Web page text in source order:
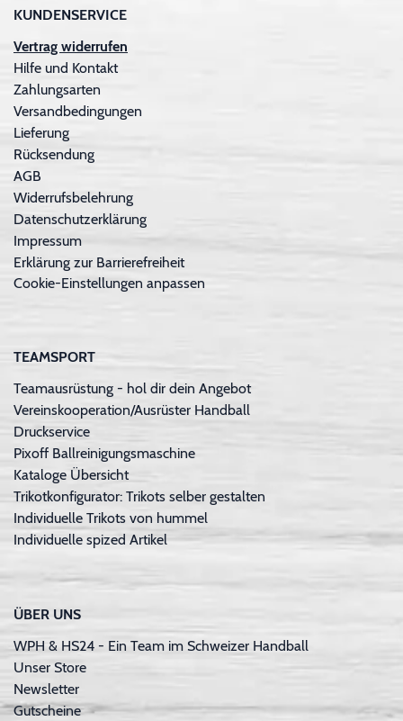
KUNDENSERVICE
Vertrag widerrufen
Hilfe und Kontakt
Zahlungsarten
Versandbedingungen
Lieferung
Rücksendung
AGB
Widerrufsbelehrung
Datenschutzerklärung
Impressum
Erklärung zur Barrierefreiheit
Cookie-Einstellungen anpassen
TEAMSPORT
Teamausrüstung - hol dir dein Angebot
Vereinskooperation/Ausrüster Handball
Druckservice
Pixoff Ballreinigungsmaschine
Kataloge Übersicht
Trikotkonfigurator: Trikots selber gestalten
Individuelle Trikots von hummel
Individuelle spized Artikel
ÜBER UNS
WPH & HS24 - Ein Team im Schweizer Handball
Unser Store
Newsletter
Gutscheine